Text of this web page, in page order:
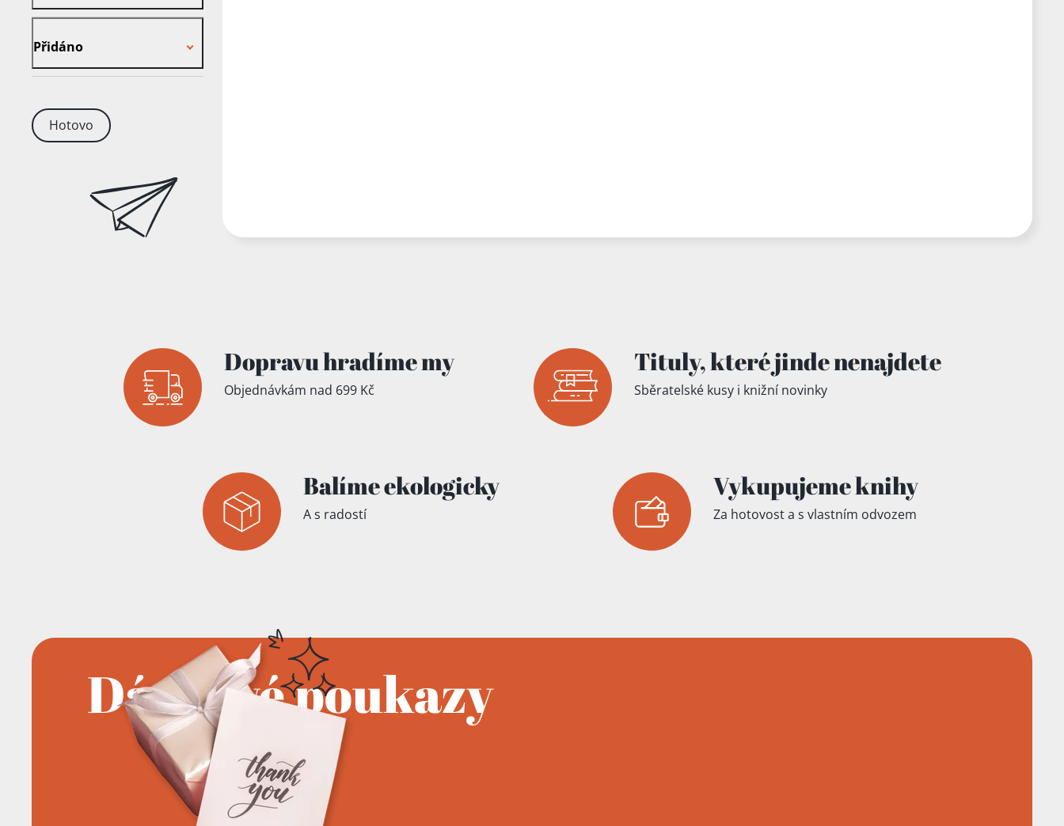
Přidáno
Hotovo
Dopravu hradíme my
Objednávkám nad 699 Kč
Tituly,které jindenenajdete
Sběratelské kusy i knižní novinky
Balíme ekologicky
A s radostí
Vykupujeme knihy
Za hotovost a s vlastním odvozem
Dárkové poukazy
Přidáno do košíku!